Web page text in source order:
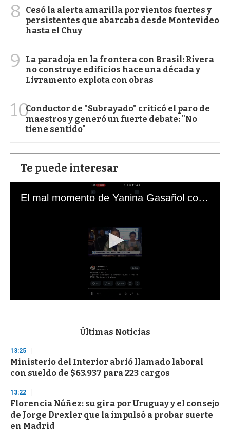
8
Cesó la alerta amarilla por vientos fuertes y
persistentes que abarcaba desde Montevideo
hasta el Chuy
9
La paradoja en la frontera con Brasil: Rivera
no construye edificios hace una década y
Livramento explota con obras
10Conductor de "Subrayado" criticó el paro de
maestros y generó un fuerte debate: "No
tiene sentido"
Te puede interesar
El mal momento de Yanina Gasañol con un hincha argentino en "Subrayado"
s
d
s
o
f
3
s
e
c
o
Últimas Noticias
13:25
Ministerio del Interior abrió llamado laboral
con sueldo de $63.937 para 223 cargos
13:22
Florencia Núñez: su gira por Uruguay y el consejo
de Jorge Drexler que la impulsó a probar suerte
en Madrid